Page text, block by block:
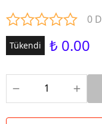
0
Tükendi ₺ 0.00